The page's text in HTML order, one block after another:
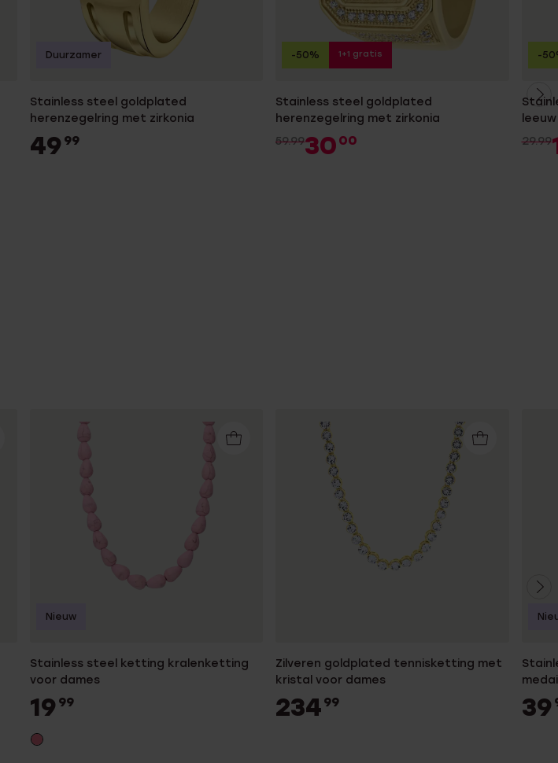
Stainless steel goldplated
herenzegelring met zirkonia
49 99
Duurzamer
Stainless steel goldplated
herenzegelring met zirkonia
59.9930 00
-50% 1+1 gratis
leeuw
29.99
-
Stainless steel ketting kralenketting
voor dames
19 99
Nieuw
Zilveren goldplated tennisketting met
kristal voor dames
234 99 39